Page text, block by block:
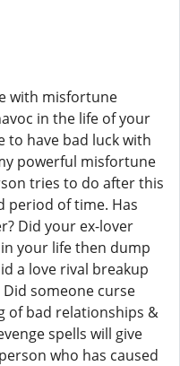
with misfortune
in the life of your
to have bad luck with
powerful misfortune
tries to do after this
period of time. Has
Did your ex-lover
your life then dump
a love rival breakup
someone curse
of bad relationships &
spells will give
who has caused